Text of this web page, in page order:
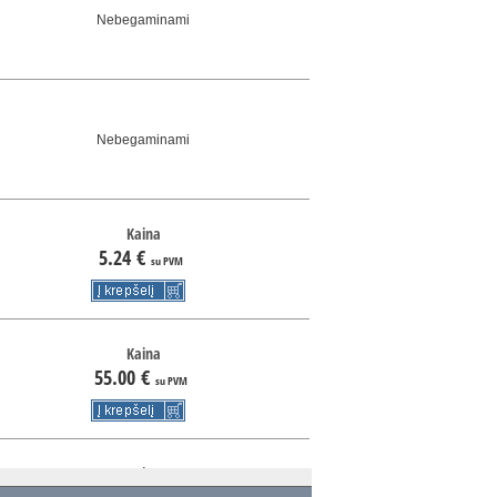
Nebegaminami
Nebegaminami
Kaina
5.24€ su PVM
Kaina
55.00€ su PVM
Kaina